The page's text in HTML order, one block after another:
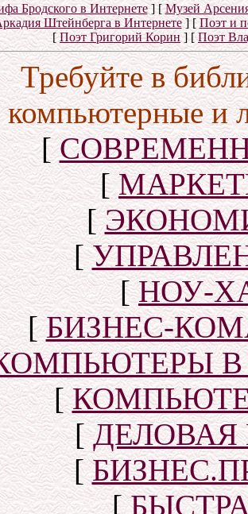
Бродского в Интернете] [Музей
Штейнберга в Интернете] [Поэт и
[Поэт Григорий Корин] [Поэт
Требуйте в
компьютерные и
[
[
[
[
[НОУ-
[БИЗНЕС-
В
[
[
[
[